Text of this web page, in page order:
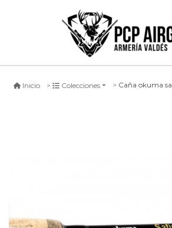
Inicio Colecciones Caña okuma safina